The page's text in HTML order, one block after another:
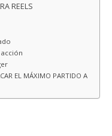
REELS
acción
EL MÁXIMO PARTIDO A